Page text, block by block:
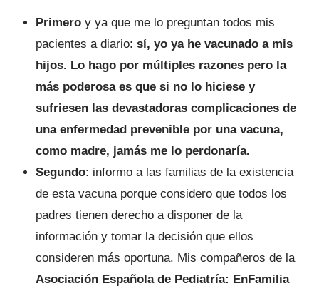
Primeroy ya que me lo preguntan todos mis
pacientes a diario: sí, yo ya he vacunado a mis
hijos. Lo hago por múltiples razones pero la
más poderosa es que si no lo hiciese y
sufriesen las devastadoras complicaciones de
una enfermedad prevenible por una vacuna,
como madre, jamás me lo perdonaría.
Segundo: informo a las familias de la existencia
de esta vacuna porque considero que todos los
padres tienen derecho a disponer de la
información y tomar la decisión que ellos
consideren más oportuna. Mis compañeros de la
Asociación Española de Pediatría: EnFamilia